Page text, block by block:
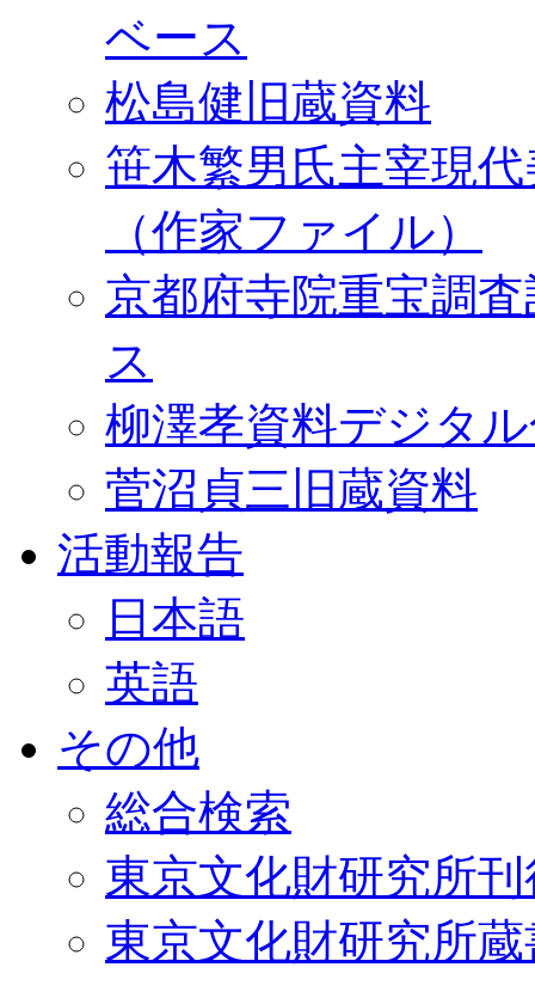
ベース
松島健旧蔵資料
笹木繁男氏主宰現
（作家ファイル）
京都府寺院重宝調
ス
柳澤孝資料デジタ
菅沼貞三旧蔵資料
活動報告
日本語
英語
その他
総合検索
東京文化財研究所
東京文化財研究所